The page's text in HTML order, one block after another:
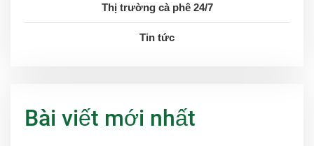
Thị trường cà phê 24/7
Tin tức
Bài viết mới nhất